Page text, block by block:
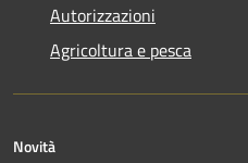
Autorizzazioni
Agricoltura e pesca
Novità